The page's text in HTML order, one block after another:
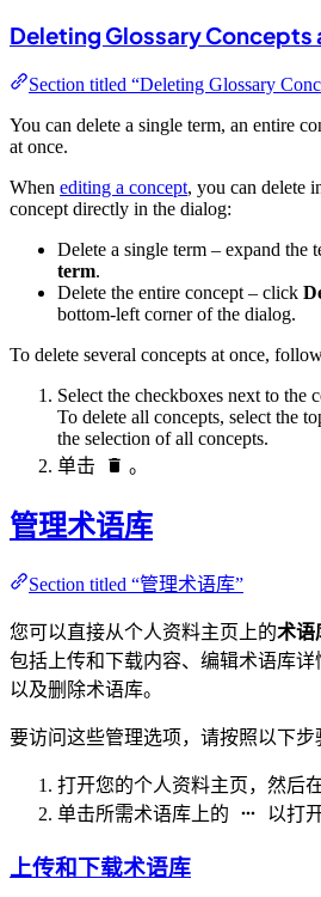
Deleting Glossary Concepts
Section titled “Deleting Glossary
You can delete a single term, an entire
at once.
When editing a concept, you can delete
concept directly in the dialog:
Delete a single term – expand the
term.
Delete the entire concept – click
bottom-left corner of the dialog.
To delete several concepts at once,
Select the checkboxes next to the
To delete all concepts, select the
the selection of all concepts.
单击
。
管理术语库
Section titled “管理术语库”
您可以直接从个人资料主页上的术语
包括上传和下载内容、编辑术语库详
以及删除术语库。
要访问这些管理选项，请按照以下步
打开您的个人资料主页，然后
单击所需术语库上的
以打
上传和下载术语库